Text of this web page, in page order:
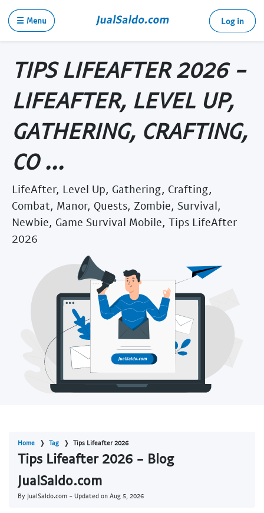
☰ Menu Log in
TIPS LIFEAFTER 2026 -
LIFEAFTER, LEVEL UP,
GATHERING, CRAFTING,
CO ...
LifeAfter, Level Up, Gathering, Crafting,
Combat, Manor, Quests, Zombie, Survival,
Newbie, Game Survival Mobile, Tips LifeAfter
2026
Home Tag Tips Lifeafter 2026
Tips Lifeafter 2026 - Blog
JualSaldo.com
By JualSaldo.com - Updated on Aug 5, 2026